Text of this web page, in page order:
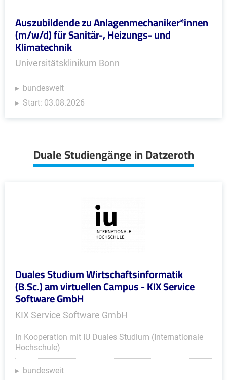
Auszubildende zu Anlagenmechaniker*innen
(m/w/d) für Sanitär-, Heizungs- und
Klimatechnik
Universitätsklinikum Bonn
bundesweit
Start: 03.08.2026
Duale Studiengänge in Datzeroth
Duales Studium Wirtschaftsinformatik
(B.Sc.) am virtuellen Campus - KIX Service
Software GmbH
KIX Service Software GmbH
In Kooperation mit IU Duales Studium (Internationale
Hochschule)
bundesweit